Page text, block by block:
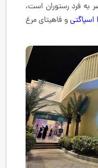
به فرد رستوران است،
اسپاگتیو فاهیتای مرغ